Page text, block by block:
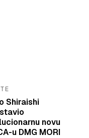
Shiraishi
novu
u DMG MORI